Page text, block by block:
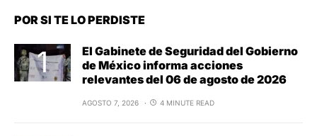
POR SI TE LO PERDISTE
El Gabinete de Seguridad del Gobierno
de México informa acciones
relevantes del 06 de agosto de 2026
AGOSTO 7, 2026 4 MINUTE READ